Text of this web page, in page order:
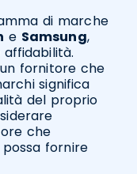
di marche
e Samsung,
fornitore che
significa
del proprio
che
fornire